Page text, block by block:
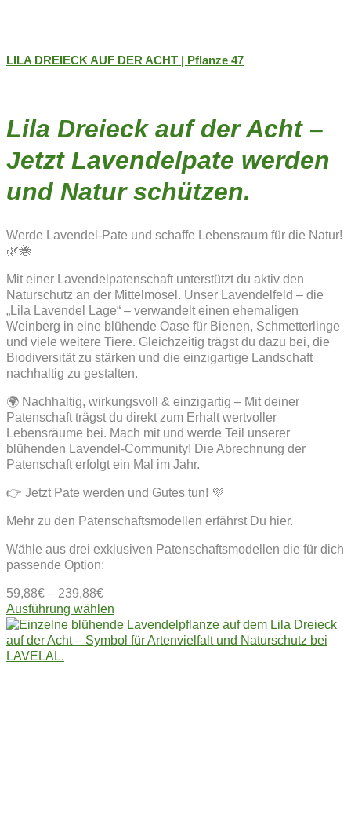
LILA DREIECK AUF DER ACHT | Pflanze 47
Lila Dreieck auf der Acht –
Jetzt Lavendelpate werden
und Natur schützen.
Werde Lavendel-Pate und schaffe Lebensraum für die Natur!
🌿🐝
Mit einer Lavendelpatenschaft unterstützt du aktiv den
Naturschutz an der Mittelmosel. Unser Lavendelfeld – die
„Lila Lavendel Lage“ – verwandelt einen ehemaligen
Weinberg in eine blühende Oase für Bienen, Schmetterlinge
und viele weitere Tiere. Gleichzeitig trägst du dazu bei, die
Biodiversität zu stärken und die einzigartige Landschaft
nachhaltig zu gestalten.
🌍 Nachhaltig, wirkungsvoll & einzigartig – Mit deiner
Patenschaft trägst du direkt zum Erhalt wertvoller
Lebensräume bei. Mach mit und werde Teil unserer
blühenden Lavendel-Community! Die Abrechnung der
Patenschaft erfolgt ein Mal im Jahr.
👉 Jetzt Pate werden und Gutes tun! 💜
Mehr zu den Patenschaftsmodellen erfährst Du hier.
Wähle aus drei exklusiven Patenschaftsmodellen die für dich
passende Option:
59,88€ – 239,88€
Ausführung wählen
Produkt
weist